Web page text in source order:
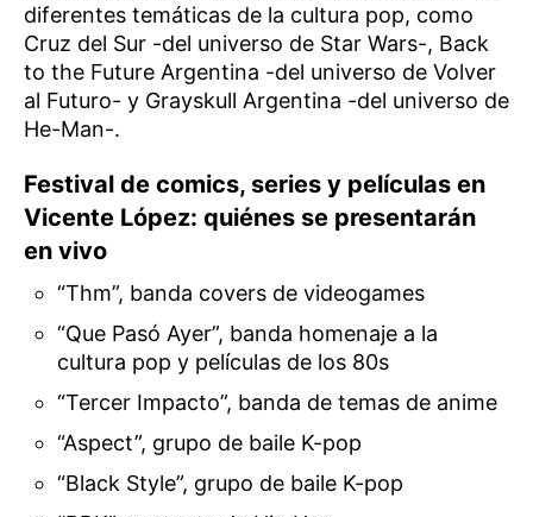
diferentes temáticas de la cultura pop, como
Cruz del Sur -del universo de Star Wars-, Back
to the Future Argentina -del universo de Volver
al Futuro- y Grayskull Argentina -del universo de
He-Man-.
Festival de comics, series y películas en
Vicente López: quiénes se presentarán
en vivo
“Thm”, banda covers de videogames
“Que Pasó Ayer”, banda homenaje a la
cultura pop y películas de los 80s
“Tercer Impacto”, banda de temas de anime
“Aspect”, grupo de baile K-pop
“Black Style”, grupo de baile K-pop